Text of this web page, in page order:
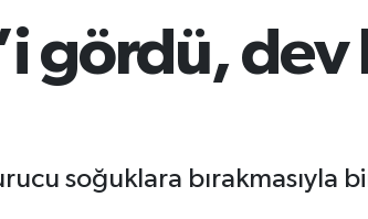
gördü, dev
soğuklara bırakmasıyla